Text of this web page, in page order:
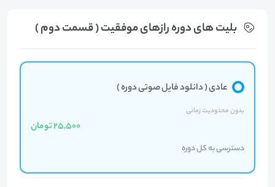
بلیت های دوره رازهای موفقیت ( قسمت دوم )
عادی ( دانلود فایل صوتی دوره )
بدون محدودیت زمانی
25,500 تومان
دسترسی به کل دوره